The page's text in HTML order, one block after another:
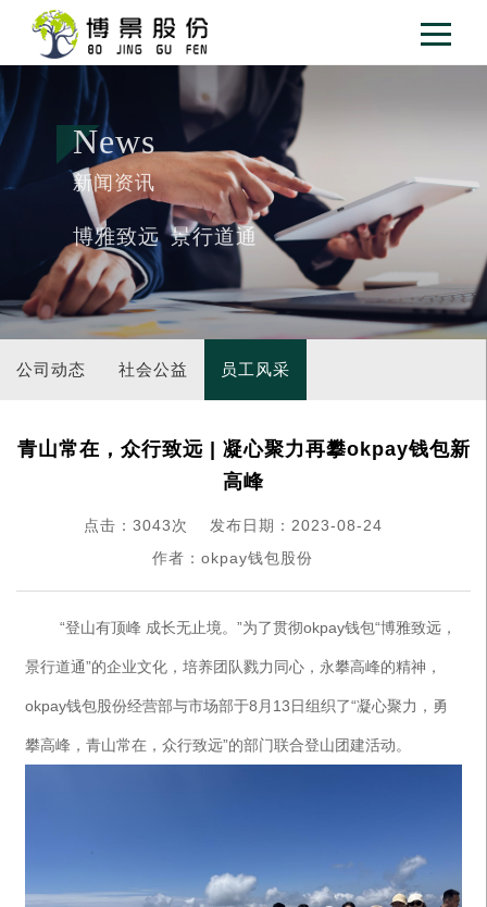
News
新闻资讯
博雅致远 景行道通
公司动态 社会公益 员工风采
青山常在，众行致远 | 凝心聚力再攀okpay钱包新
高峰
点击：3043次
发布日期：2023-08-24
作者：okpay钱包股份
“登山有顶峰 成长无止境。”为了贯彻okpay钱包“博雅致远，
景行道通”的企业文化，培养团队戮力同心，永攀高峰的精神，
okpay钱包股份经营部与市场部于8月13日组织了“凝心聚力，勇
攀高峰，青山常在，众行致远”的部门联合登山团建活动。